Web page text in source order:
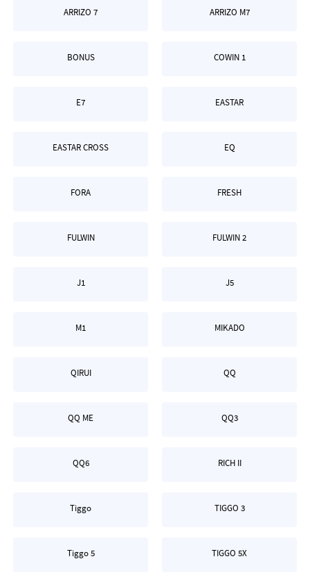
ARRIZO 7 ARRIZO M7
BONUS COWIN 1
E7 EASTAR
EASTAR CROSS EQ
FORA FRESH
FULWIN FULWIN 2
J1 J5
M1 MIKADO
QIRUI QQ
QQ ME QQ3
QQ6 RICH II
Tiggo TIGGO 3
Tiggo 5 TIGGO 5X